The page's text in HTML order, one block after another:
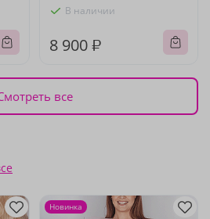
В наличии
8 900 ₽
все
Новинка